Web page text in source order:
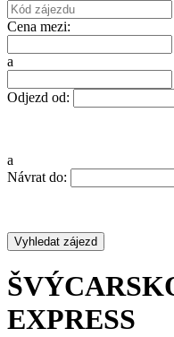
Cena mezi:
a
Odjezd od:
a
Návrat do:
EXPRESS